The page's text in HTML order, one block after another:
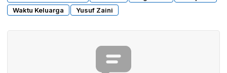
Waktu Keluarga
Yusuf Zaini